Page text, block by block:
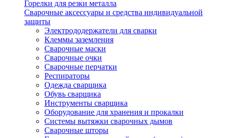
Горелки для резки металла
Сварочные аксессуары и средства индивидуальной
защиты
Электрододержатели для сварки
Клеммы заземления
Сварочные маски
Сварочные очки
Сварочные перчатки
Респираторы
Одежда сварщика
Обувь сварщика
Инструменты сварщика
Оборудование для хранения и прокалки
Системы вытяжки сварочных дымов
Сварочные шторы